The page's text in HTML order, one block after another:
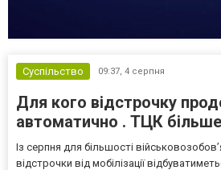
Суспільство 09:37, 4 серпня
Для кого відстрочку
автоматично . ТЦК більше
Із серпня для більшості
відстрочки від мобілізації